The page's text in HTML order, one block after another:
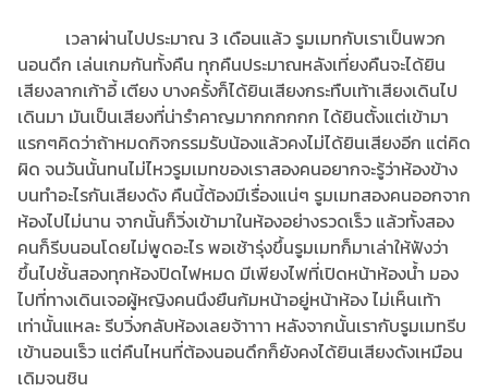
เวลาผ่านไปประมาณ 3 เดือนแล้ว รูมเมทกับเราเป็นพวก
นอนดึก เล่นเกมกันทั้งคืน ทุกคืนประมาณหลังเที่ยงคืนจะได้ยิน
เสียงลากเก้าอี้ เตียง บางครั้งก็ได้ยินเสียงกระทืบเท้าเสียงเดินไป
เดินมา มันเป็นเสียงที่น่ารำคาญมากกกกกก ได้ยินตั้งแต่เข้ามา
แรกๆคิดว่าถ้าหมดกิจกรรมรับน้องแล้วคงไม่ได้ยินเสียงอีก แต่คิด
ผิด จนวันนั้นทนไม่ไหวรูมเมทของเราสองคนอยากจะรู้ว่าห้องข้าง
บนทำอะไรกันเสียงดัง คืนนี้ต้องมีเรื่องแน่ๆ รูมเมทสองคนออกจาก
ห้องไปไม่นาน จากนั้นก็วิ่งเข้ามาในห้องอย่างรวดเร็ว แล้วทั้งสอง
คนก็รีบนอนโดยไม่พูดอะไร พอเช้ารุ่งขึ้นรูมเมทก็มาเล่าให้ฟังว่า
ขึ้นไปชั้นสองทุกห้องปิดไฟหมด มีเพียงไฟที่เปิดหน้าห้องน้ำ มอง
ไปที่ทางเดินเจอผู้หญิงคนนึงยืนก้มหน้าอยู่หน้าห้อง ไม่เห็นเท้า
เท่านั้นแหละ รีบวิ่งกลับห้องเลยจ้าาาา หลังจากนั้นเรากับรูมเมทรีบ
เข้านอนเร็ว แต่คืนไหนที่ต้องนอนดึกก็ยังคงได้ยินเสียงดังเหมือน
เดิมจนชิน